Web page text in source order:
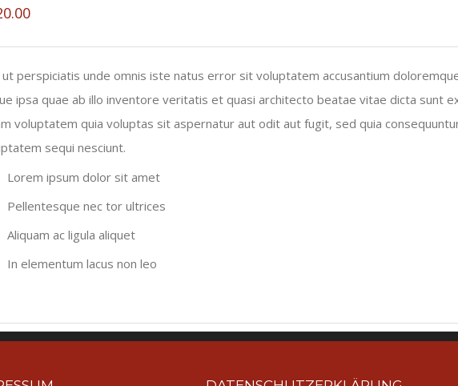
ut perspiciatis unde omnis iste natus error sit voluptatem accusantium
ipsa quae ab illo inventore veritatis et quasi architecto beatae vitae dicta sunt
voluptatem quia voluptas sit aspernatur aut odit aut fugit, sed quia
sequi nesciunt.
Lorem ipsum dolor sit amet
Pellentesque nec tor ultrices
Aliquam ac ligula aliquet
In elementum lacus non leo